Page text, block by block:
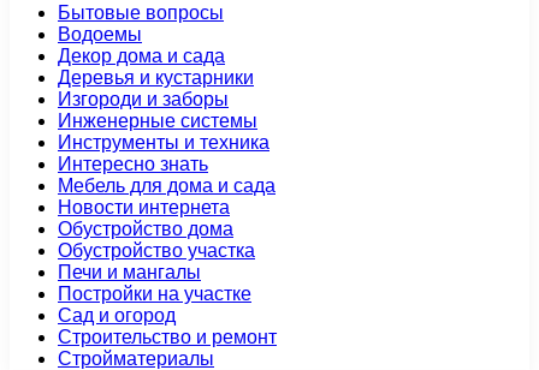
Бытовые вопросы
Водоемы
Декор дома и сада
Деревья и кустарники
Изгороди и заборы
Инженерные системы
Инструменты и техника
Интересно знать
Мебель для дома и сада
Новости интернета
Обустройство дома
Обустройство участка
Печи и мангалы
Постройки на участке
Сад и огород
Строительство и ремонт
Стройматериалы